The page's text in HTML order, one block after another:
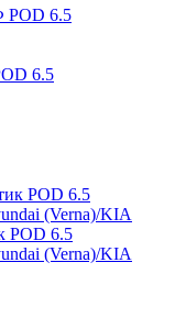
6.5
POD 6.5
(Verna)/KIA